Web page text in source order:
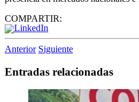
COMPARTIR:
Anterior Siguiente
Entradas relacionadas